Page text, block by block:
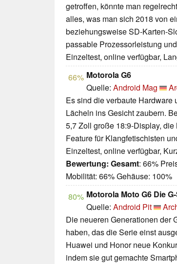
getroffen, könnte man
alles, was man sich 2018 von
beziehungsweise SD-Karten-
passable Prozessorleistung
Einzeltest, online verfügbar,
66% Motorola G6
Quelle: Android Mag
Es sind die verbaute Hardware
Lächeln ins Gesicht zaubern.
5,7 Zoll große 18:9-Display,
Feature für Klangfetischisten
Einzeltest, online verfügbar,
Bewertung: Gesamt: 66%
Mobilität: 66% Gehäuse: 100%
80% Motorola Moto G6 Die
Quelle: Android Pit
Die neueren Generationen der
haben, das die Serie einst
Huawei und Honor neue
indem sie gut gemachte